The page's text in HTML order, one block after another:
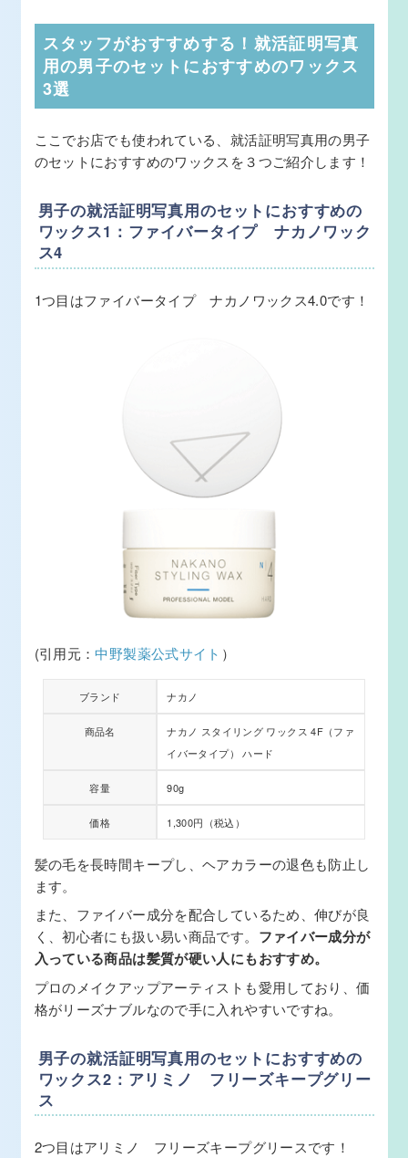
スタッフがおすすめする！就活証明写真
用の男子のセットにおすすめのワックス
3選
ここでお店でも使われている、就活証明写真用の男子
のセットにおすすめのワックスを３つご紹介します！
男子の就活証明写真用のセットにおすすめの
ワックス1：ファイバータイプ ナカノワック
ス4
1つ目はファイバータイプ ナカノワックス4.0です！
(引用元：中野製薬公式サイト ）
ブランド ナカノ
商品名
ナカノ スタイリング ワックス 4F（ファ
イバータイプ） ハード
容量 90g
価格 1,300円（税込）
髪の毛を長時間キープし、ヘアカラーの退色も防止し
ます。
また、ファイバー成分を配合しているため、伸びが良
く、初心者にも扱い易い商品です。 ファイバー成分が
入っている商品は髪質が硬い人にもおすすめ。
プロのメイクアップアーティストも愛用しており、価
格がリーズナブルなので手に入れやすいですね。
男子の就活証明写真用のセットにおすすめの
ワックス2：アリミノ フリーズキープグリー
ス
2つ目はアリミノ フリーズキープグリースです！